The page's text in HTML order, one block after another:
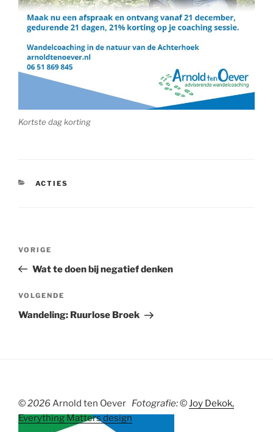
Kortste dag korting
CATEGORIEËN
ACTIES
Bericht
Vorig
bericht
VORIGE
Wat te doen bij negatief denken
Volgend
bericht
VOLGENDE
Wandeling: Ruurlose Broek
©2026 Arnold ten Oever Fotografie:©Joy Dekok,
Everything Matters design